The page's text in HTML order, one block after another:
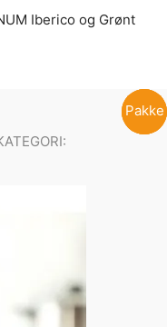
Iberico og Grønt
-50%
Pakke
Pakke